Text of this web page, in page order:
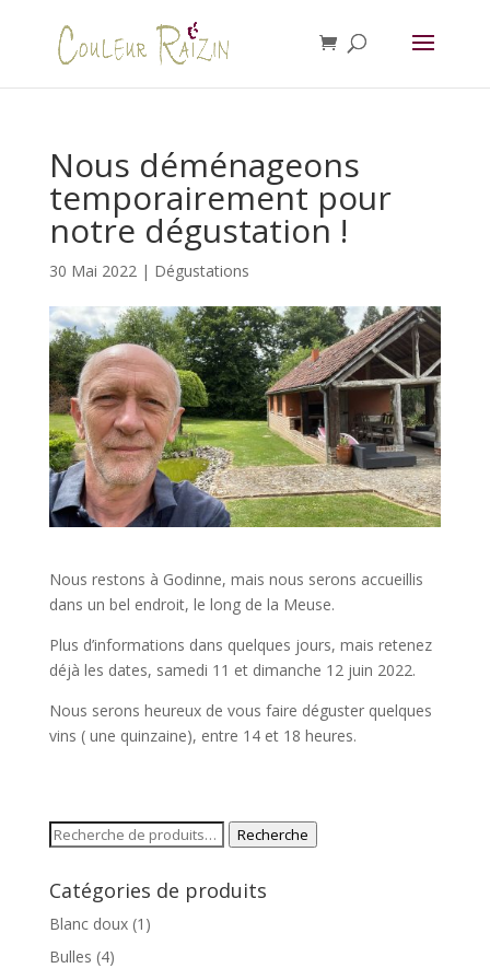
Nous déménageons
temporairement pour
notre dégustation !
30 Mai 2022| Dégustations
Nous restons à Godinne, mais nous serons accueillis
dans un bel endroit, le long de la Meuse.
Plus d’informations dans quelques jours, mais retenez
déjà les dates, samedi 11 et dimanche 12 juin 2022.
Nous serons heureux de vous faire déguster quelques
vins ( une quinzaine), entre 14 et 18 heures.
Recherche
Recherche
Catégories de produits
Blanc doux (1)
Bulles (4)